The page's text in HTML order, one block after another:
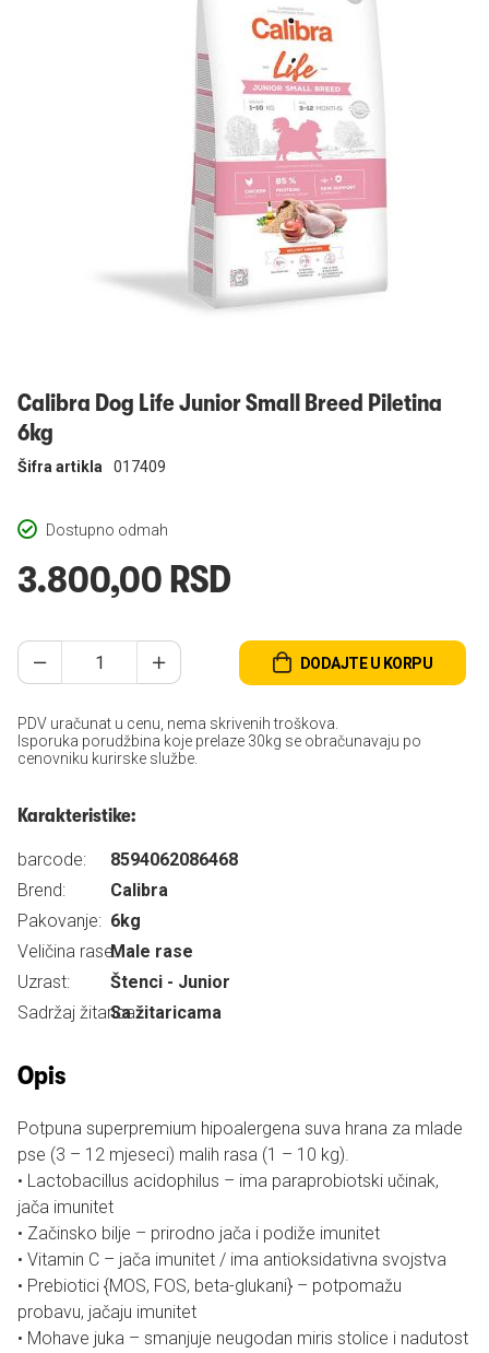
Calibra Dog Life Junior Small Breed Piletina
6kg
Dostupno odmah
Šifra artikla 017409
3.800,00 RSD
DODAJTE U KORPU
PDV uračunat u cenu, nema skrivenih troškova.
Isporuka porudžbina koje prelaze 30kg se obračunavaju po
cenovniku kurirske službe.
Karakteristike:
barcode:
8594062086468
Brend:
Calibra
Pakovanje: 6kg
Veličina rase:Male rase
Uzrast:
Štenci - Junior
Sadržaj žitarica:Sa žitaricama
Opis
Potpuna superpremium hipoalergena suva hrana za mlade
pse (3 – 12 mjeseci) malih rasa (1 – 10 kg).
• Lactobacillus acidophilus – ima paraprobiotski učinak,
jača imunitet
• Začinsko bilje – prirodno jača i podiže imunitet
• Vitamin C – jača imunitet / ima antioksidativna svojstva
• Prebiotici {MOS, FOS, beta-glukani} – potpomažu
probavu, jačaju imunitet
• Mohave juka – smanjuje neugodan miris stolice i nadutost